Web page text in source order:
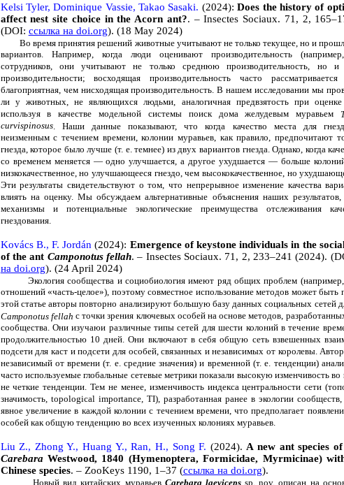
Kelsi Tyler, Dominique Vassie, Takao Sasaki. (2024):Does the history of
affect nest site choice in the Acorn ant?. – Insectes Sociaux. 71, 2,
(DOI: ссылка на doi.org). (18 May 2024)
Во время принятия решений животные учитывают не только текущее, но и
вариантов. Например, когда люди оценивают производительность
сотрудников, они учитывают не только среднюю производительность, но и
производительности; восходящая производительность часто
благоприятная, чем нисходящая производительность. В нашем исследовании мы
ли у животных, не являющихся людьми, аналогичная предвзятость при оценке
используя в качестве модельной системы поиск дома желудевым муравьем
curvispinosus. Наши данные показывают, что когда качество места для
неизменным с течением времени, колонии муравьев, как правило, предпочитают
гнезда, которое было лучше (т. е. темнее) из двух вариантов гнезда. Однако, когда
со временем меняется — одно улучшается, а другое ухудшается — больше
низкокачественное, но улучшающееся гнездо, чем высококачественное, но
Эти результаты свидетельствуют о том, что непрерывное изменение качества
влиять на оценку. Мы обсуждаем альтернативные объяснения наших
механизмы и потенциальные экологические преимущества отслеживания
гнездования.
Kovács B., F. Jordán(2024): Emergence of keystone individuals in the
of the ant Camponotus fellah. – Insectes Sociaux. 71, 2, 233–241 (2024).
на doi.org). (24 April 2024)
Экология сообщества и социобиология имеют ряд общих проблем (например,
отношений «часть-целое»), поэтому совместное использование методов может быть
этой статье авторы повторно анализируют большую базу данных социальных сетей
Camponotus fellah с точки зрения ключевых особей на основе методов,
сообщества. Они изучаюи различные типы сетей для шести колоний в течение
продолжительностью 10 дней. Они включают в себя общую сеть взвешенных
подсети для каст и подсети для особей, связанных и независимых от королевы.
независимый от времени (т. е. средние значения) и временной (т. е. тенденции)
часто используемые глобальные сетевые метрики показали высокую изменчивость во
не четкие тенденции. Тем не менее, изменчивость индекса центральности сети
значимость, topological importance, TI), разработанная ранее в экологии сообществ,
явное увеличение в каждой колонии с течением времени, что предполагает
особей как общую тенденцию во всех изученных колониях муравьев.
Liu Z., Zhong Y., Huang Y., Ran, H., Song F. (2024). A new ant species
Carebara Westwood, 1840 (Hymenoptera, Formicidae, Myrmicinae)
Chinese species. – ZooKeys 1190, 1–37 (ссылка на doi.org).
Новый вид китайских муравьев Carebara laevicepssp. nov. описан на